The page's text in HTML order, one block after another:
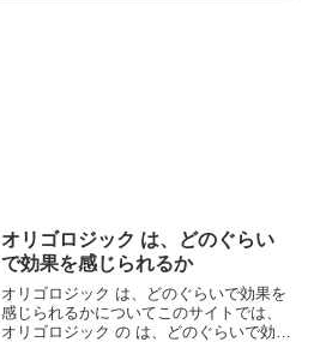
オリゴロジック は、どのぐらい
で効果を感じられるか
オリゴロジック は、どのぐらいで効果を
感じられるかについてこのサイトでは、
オリゴロジック の は、どのぐらいで効果